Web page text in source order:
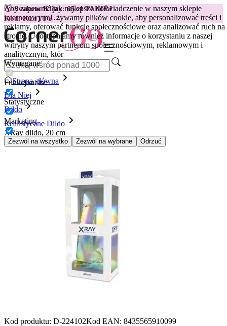
Aby zapewnić jak najlepsze doświadczenie w naszym sklepie
internetowym.Używamy plików cookie, aby personalizować treści i
reklamy, oferować funkcje społecznościowe oraz analizować ruch na
stronie. Udostępniamy również informacje o korzystaniu z naszej
witryny naszym partnerom społecznościowym, reklamowym i
analitycznym, któr
Wymagane
Funkcjonalne
Statystyczne
Marketing
Zezwól na wszystko Zezwól na wybrane Odrzuć
😽Svakom Klitty: 65 zł TANIEJ
Kod: KLITTY →
Strona główna
Dla Niej
Dildo
Realistyczne Dildo
XRay dildo, 20 cm
Kod produktu: D-224102Kod EAN: 8435565910099